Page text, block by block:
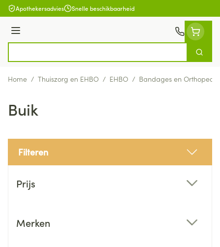
Ga naar de inhoud
Apothekersadvies Snelle beschikbaarheid
Menu
Zoek
Home / Thuiszorg en EHBO / EHBO / Bandages en
Buik
Filteren
Prijs
Merken